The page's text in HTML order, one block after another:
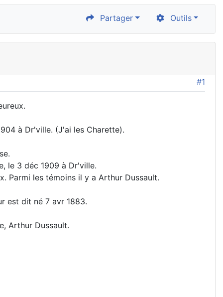
Partager Outils
#1
à Dr'ville. (J'ai les Charette).
le 3 déc 1909 à Dr'ville.
Parmi les témoins il y a Arthur Dussault.
est dit né 7 avr 1883.
Arthur Dussault.